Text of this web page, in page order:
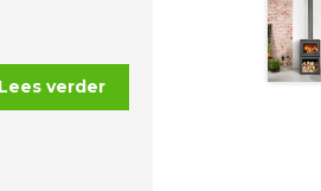
Lees verder